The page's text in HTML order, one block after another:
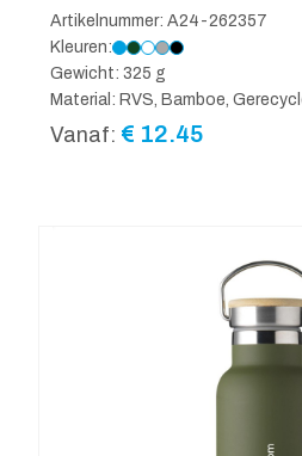
Artikelnummer: A24-262357
Kleuren:
Gewicht: 325 g
Material: RVS, Bamboe,
Vanaf: € 12.45